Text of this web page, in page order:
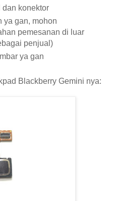
dan konektor
ya gan, mohon
pemesanan di luar
penjual)
ya gan
Blackberry Gemini nya: